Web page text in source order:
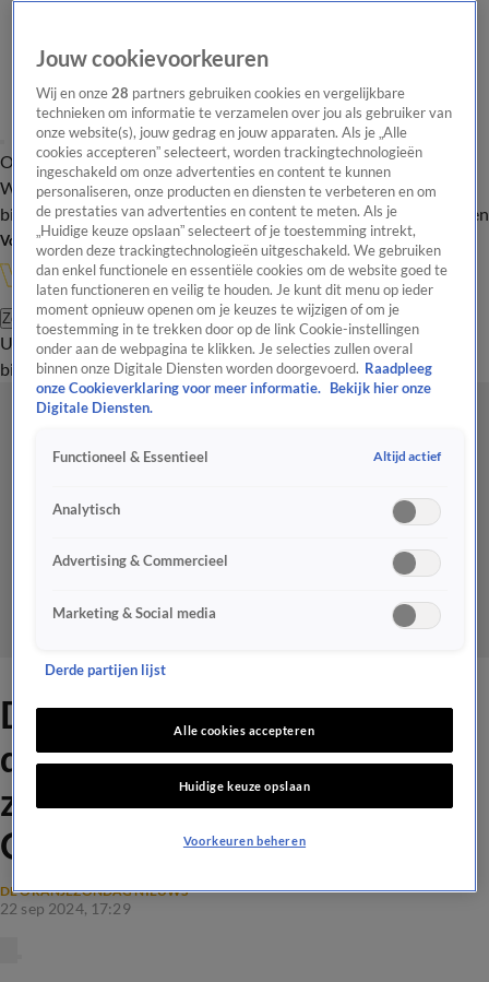
Overzicht Onze programma's Uitzendingen Onze gezichten
In de
WandelgangenInterviewsUitzending
bijwonenPodcastShopVeelgestelde vragenKijkersvraag insturen
Volg Vandaag Inside
Zoeken
UitzendingenVandaag InsideDe OranjezomerShopUitzending
bijwonen
Douwe Bob en Jeroen van
der Boom treden
zondagavond op bij De
Oranjezondag
DE ORANJEZONDAG NIEUWS
22 sep 2024, 17:29
Jouw cookievoorkeuren
Wij en onze28 partners gebruiken cookies en vergelijkbare
technieken om informatie te verzamelen over jou als gebruiker van
onze website(s), jouw gedrag en jouw apparaten. Als je „Alle
cookies accepteren” selecteert, worden trackingtechnologieën
ingeschakeld om onze advertenties en content te kunnen
personaliseren, onze producten en diensten te verbeteren en om
de prestaties van advertenties en content te meten. Als je
„Huidige keuze opslaan” selecteert of je toestemming intrekt,
worden deze trackingtechnologieën uitgeschakeld. We gebruiken
dan enkel functionele en essentiële cookies om de website goed te
laten functioneren en veilig te houden. Je kunt dit menu op ieder
moment opnieuw openen om je keuzes te wijzigen of om je
toestemming in te trekken door op de link Cookie-instellingen
onder aan de webpagina te klikken. Je selecties zullen overal
binnen onze Digitale Diensten worden doorgevoerd. Raadpleeg
onze Cookieverklaring voor meer informatie.
Bekijk hier onze
Digitale Diensten.
Functioneel & Essentieel Altijd actief
Analytisch
Advertising & Commercieel
Marketing & Social media
Derde partijen lijst
Alle cookies accepteren
Huidige keuze opslaan
Voorkeuren beheren